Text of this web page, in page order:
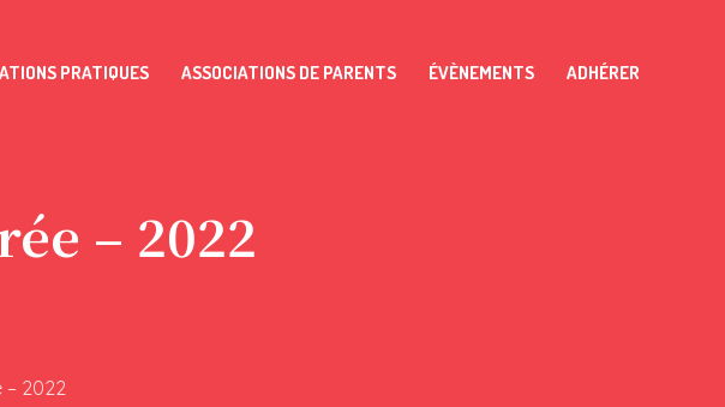
PRATIQUES ASSOCIATIONS DE PARENTS ÉVÈNEMENTS ADHÉRER
– 2022
– 2022